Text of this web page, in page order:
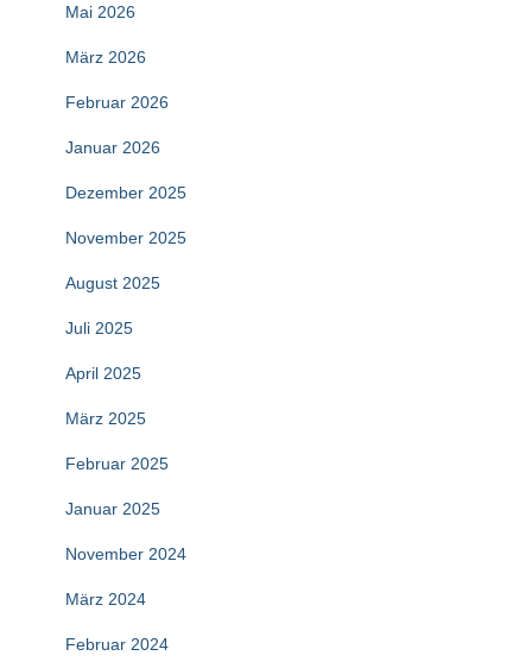
Mai 2026
März 2026
Februar 2026
Januar 2026
Dezember 2025
November 2025
August 2025
Juli 2025
April 2025
März 2025
Februar 2025
Januar 2025
November 2024
März 2024
Februar 2024